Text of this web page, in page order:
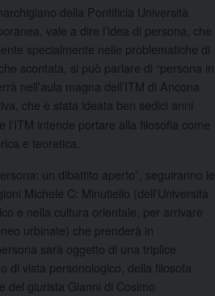
della Pontificia Università
vale a dire l’idea di persona, che
specialmente nelle problematiche di
scontata, si può parlare di “persona in
nell’aula magna dell’ITM di Ancona
che è stata ideata ben sedici anni
l’ITM intende portare alla filosofia come
e teoretica.
un dibattito aperto”, seguiranno le
Michele C: Minutiello (dell’Università
e nella cultura orientale, per arrivare
urbinate) che prenderà in
sarà oggetto di una triplice
di vista personologico, della filosofa
del giurista Gianni di Cosimo